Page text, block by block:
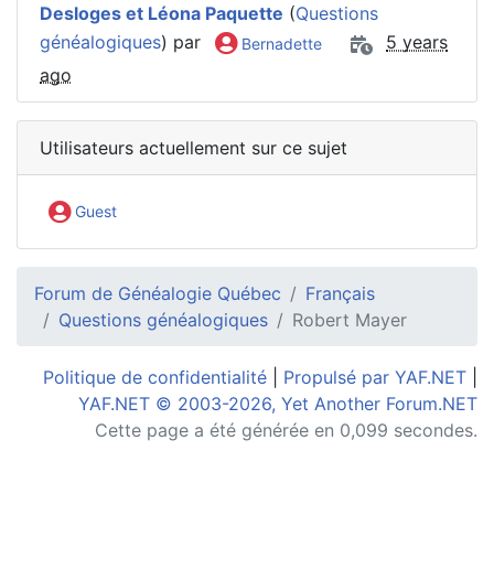
Desloges et Léona Paquette (Questions
généalogiques) par Bernadette
5 years
ago
Utilisateurs actuellement sur ce sujet
Guest
Forum de Généalogie Québec
Français
Questions généalogiques
Robert Mayer
Politique de confidentialité Propulsé par YAF.NET
YAF.NET © 2003-2026, Yet Another Forum.NET
Cette page a été générée en 0,099 secondes.